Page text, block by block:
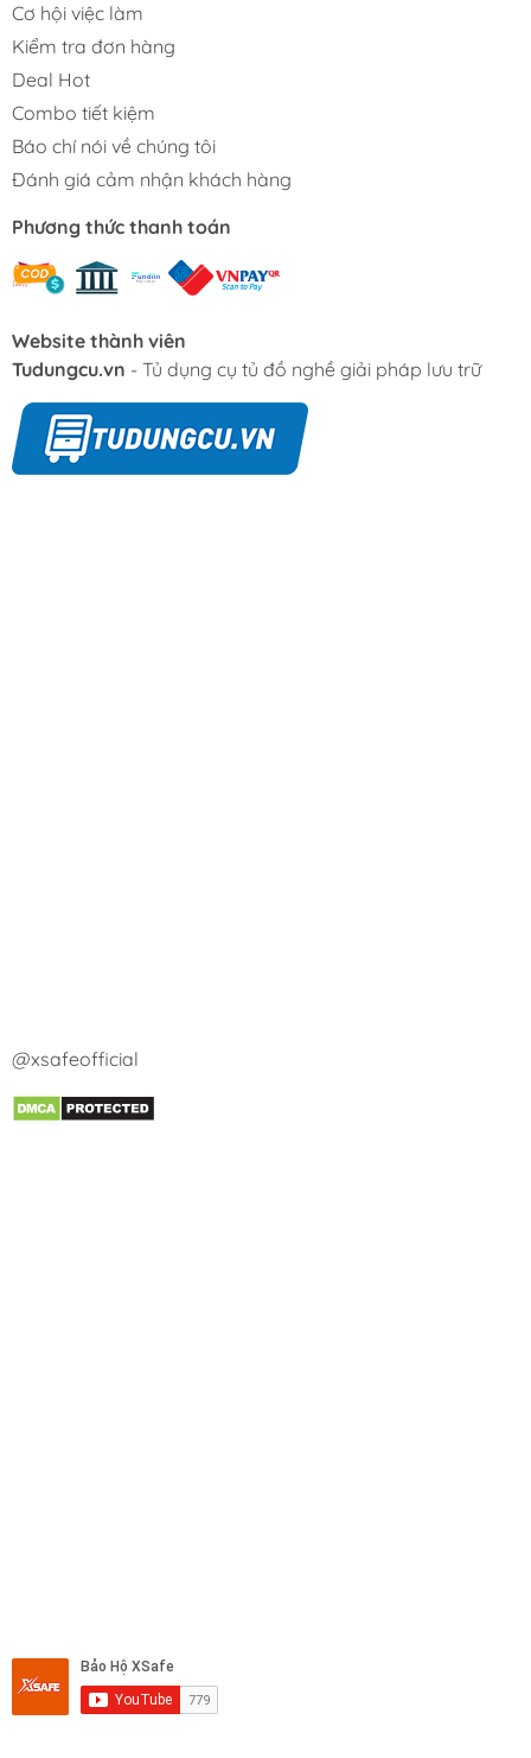
Cơ hội việc làm
Kiểm tra đơn hàng
Deal Hot
Combo tiết kiệm
Báo chí nói về chúng tôi
Đánh giá cảm nhận khách hàng
Phương thức thanh toán
Website thành viên
Tudungcu.vn - Tủ dụng cụ tủ đồ nghề giải pháp lưu trữ
@xsafeofficial